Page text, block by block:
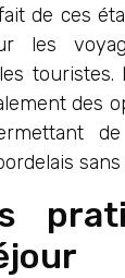
de ces
les
touristes.
des
sans